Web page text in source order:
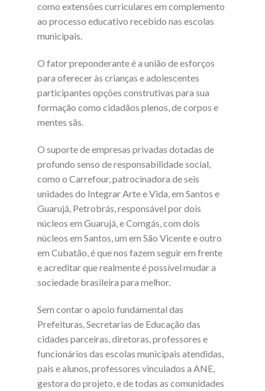
como extensões curriculares em complemento
ao processo educativo recebido nas escolas
municipais.
O fator preponderante é a união de esforços
para oferecer às crianças e adolescentes
participantes opções construtivas para sua
formação como cidadãos plenos, de corpos e
mentes sãs.
O suporte de empresas privadas dotadas de
profundo senso de responsabilidade social,
como o Carrefour, patrocinadora de seis
unidades do Integrar Arte e Vida, em Santos e
Guarujá, Petrobrás, responsável por dois
núcleos em Guarujá, e Comgás, com dois
núcleos em Santos, um em São Vicente e outro
em Cubatão, é que nos fazem seguir em frente
e acreditar que realmente é possível mudar a
sociedade brasileira para melhor.
Sem contar o apoio fundamental das
Prefeituras, Secretarias de Educação das
cidades parceiras, diretoras, professores e
funcionários das escolas municipais atendidas,
pais e alunos, professores vinculados a ANE,
gestora do projeto, e de todas as comunidades